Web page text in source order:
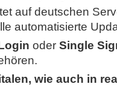
auf deutschen
automatisierte
oder Single
wie auch in